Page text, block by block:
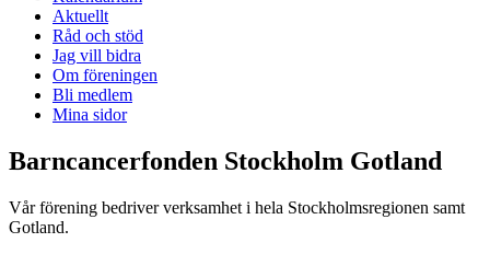
Aktuellt
Råd och stöd
Jag vill bidra
Om föreningen
Bli medlem
Mina sidor
Barncancerfonden Stockholm Gotland
Vår förening bedriver verksamhet i hela Stockholmsregionen samt
Gotland.